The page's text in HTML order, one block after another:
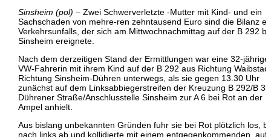
Sinsheim (pol) – Zwei Schwerverletzte -Mutter mit Kind- und ein
Sachschaden von mehre-ren zehntausend Euro sind die Bilanz
Verkehrsunfalls, der sich am Mittwochnachmittag auf der B 292
Sinsheim ereignete.
Nach dem derzeitigen Stand der Ermittlungen war eine 32-jährige
VW-Fahrerin mit ihrem Kind auf der B 292 aus Richtung
Richtung Sinsheim-Dühren unterwegs, als sie gegen 13.30 Uhr
zunächst auf dem Linksabbiegerstreifen der Kreuzung B 292/B
Dührener Straße/Anschlusstelle Sinsheim zur A 6 bei Rot an der
Ampel anhielt.
Aus bislang unbekannten Gründen fuhr sie bei Rot plötzlich los,
nach links ab und kollidierte mit einem entgegenkommenden, auf